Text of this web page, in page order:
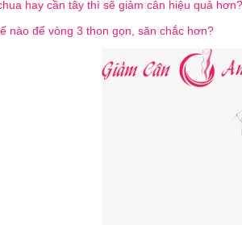
hay cần tây thì sẽ giảm cân hiệu quả hơn?
nào để vòng 3 thon gọn, săn chắc hơn?